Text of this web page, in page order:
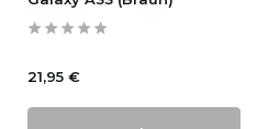
21,95 €